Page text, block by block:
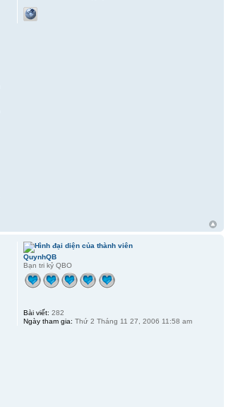
QuynhQB
Bạn tri kỷ QBO
Bài viết: 282
Ngày tham gia: Thứ 2 Tháng 11 27, 2006 11:58 am